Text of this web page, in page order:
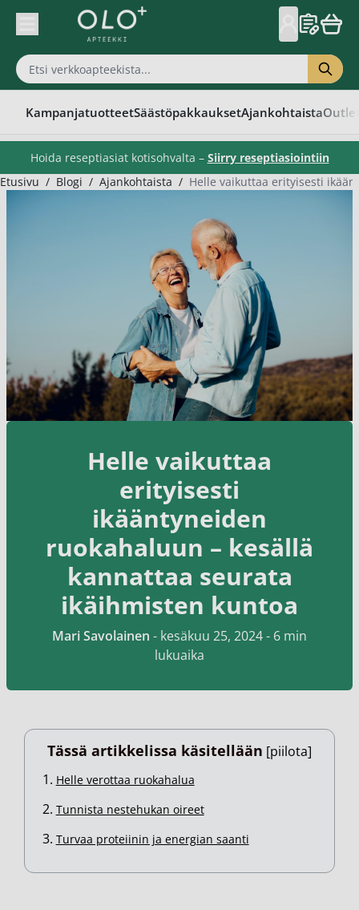
Skip to Content
KampanjatuotteetSäästöpakkauksetAjankohtaista
Hoida reseptiasiat kotisohvalta – Siirry reseptiasiointiin
Etusivu / Blogi / Ajankohtaista / Helle vaikuttaa erityisesti
Helle vaikuttaa
erityisesti
ikääntyneiden
ruokahaluun – kesällä
kannattaa seurata
ikäihmisten kuntoa
Mari Savolainen - kesäkuu 25, 2024- 6 min
lukuaika
Tässä artikkelissa käsitellään [piilota]
Helle verottaa ruokahalua
Tunnista nestehukan oireet
Turvaa proteiinin ja energian saanti